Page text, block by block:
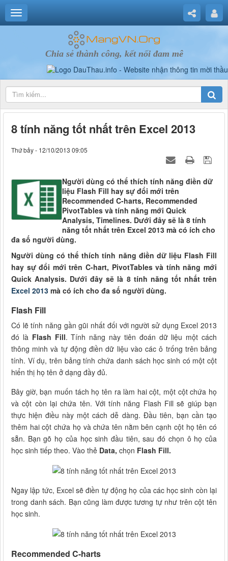
Chia sẻ thành công, kết nối đam mê
8 tính năng tốt nhất trên Excel 2013
Thứ bảy - 12/10/2013 09:05
Người dùng có thể thích tính năng điền dữ
liệu Flash Fill hay sự đổi mới trên
Recommended C-harts, Recommended
PivotTables và tính năng mới Quick
Analysis, Timelines. Dưới đây sẽ là 8 tính
năng tốt nhất trên Excel 2013 mà có ích cho
đa số người dùng.
Người dùng có thể thích tính năng điền dữ liệu Flash Fill
hay sự đổi mới trên C-hart, PivotTables và tính năng mới
Quick Analysis. Dưới đây sẽ là 8 tính năng tốt nhất trên
Excel 2013 mà có ích cho đa số người dùng.
Flash Fill
Có lẽ tính năng gần gũi nhất đối với người sử dụng Excel 2013
đó là Flash Fill. Tính năng này tiên đoán dữ liệu một cách
thông minh và tự động điền dữ liệu vào các ô trống trên bảng
tính. Ví dụ, trên bảng tính chứa danh sách học sinh có một cột
hiển thị họ tên ở dạng đầy đủ.
Bây giờ, bạn muốn tách họ tên ra làm hai cột, một cột chứa họ
và cột còn lại chứa tên. Với tính năng Flash Fill sẽ giúp bạn
thực hiện điều này một cách dễ dàng. Đầu tiên, bạn cần tạo
thêm hai cột chứa họ và chứa tên nằm bên cạnh cột họ tên có
sẵn. Bạn gõ họ của học sinh đầu tiên, sau đó chọn ô họ của
học sinh tiếp theo. Vào thẻ Data, chọn Flash Fill.
Ngay lập tức, Excel sẽ điền tự động họ của các học sinh còn lại
trong danh sách. Bạn cũng làm được tương tự như trên cột tên
học sinh.
Recommended C-harts